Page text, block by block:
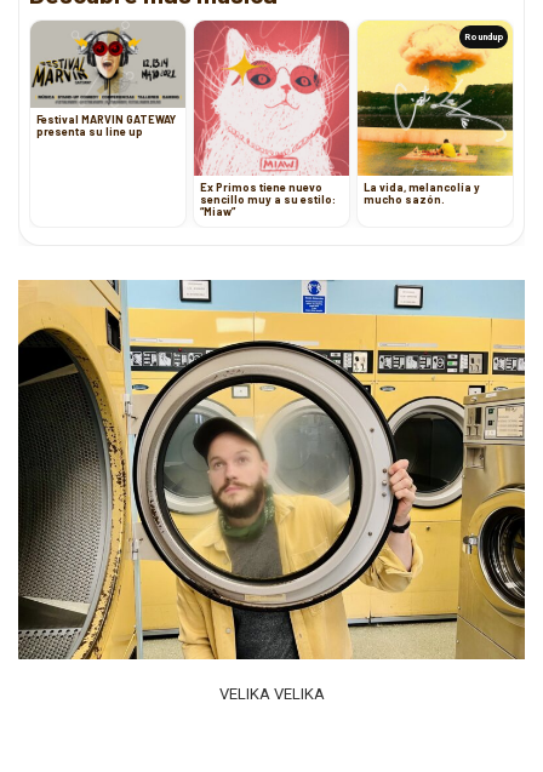
Festival MARVIN GATEWAY
presenta su line up
Ex Primos tiene nuevo
sencillo muy a su estilo:
“Miaw”
Roundup
La vida, melancolía y
mucho sazón.
VELIKA VELIKA